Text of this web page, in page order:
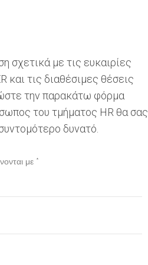
σχετικά με τις ευκαιρίες
και τις διαθέσιμες θέσεις
την παρακάτω φόρμα
του τμήματος HR θα σας
δυνατό.
με *